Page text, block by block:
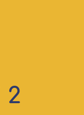
2